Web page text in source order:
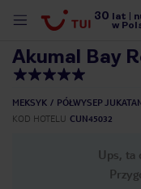
30 lat
w
Akumal Bay
MEKSYK PÓŁWYSEP
KOD HOTELU CUN45032
Ups, ta